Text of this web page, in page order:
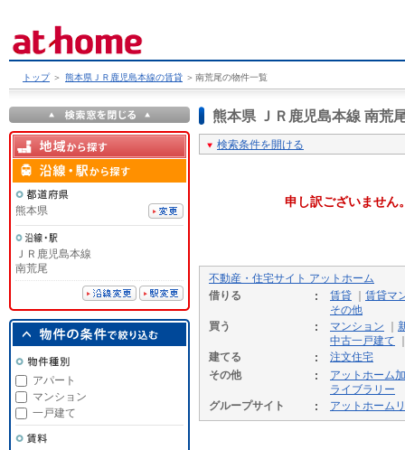
トップ ＞ 熊本県ＪＲ鹿児島本線の賃貸 ＞ 南荒尾の物件一覧
熊本県 ＪＲ鹿児島本線 南荒
検索条件を開ける
申し訳ございません
不動産・住宅サイト アットホーム
借りる
賃貸
賃貸マ
その他
買う
マンション
中古一戸建て
建てる
注文住宅
その他
アットホーム
ライブラリー
グループサイト
アットホーム
熊本県
ＪＲ鹿児島本線
南荒尾
アパート
マンション
一戸建て